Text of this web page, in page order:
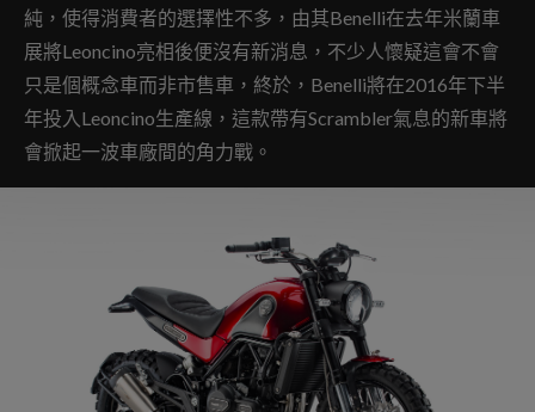
純，使得消費者的選擇性不多，由其Benelli在去年米蘭車
展將Leoncino亮相後便沒有新消息，不少人懷疑這會不會
只是個概念車而非市售車，終於，Benelli將在2016年下半
年投入Leoncino生產線，這款帶有Scrambler氣息的新車將
會掀起一波車廠間的角力戰。